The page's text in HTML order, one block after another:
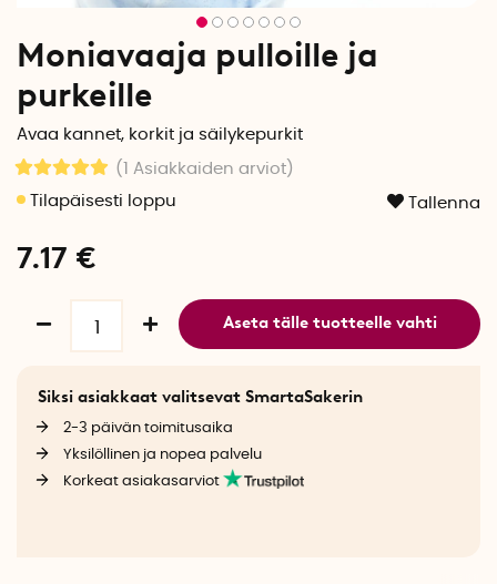
Moniavaaja pulloille ja
purkeille
Avaa kannet, korkit ja säilykepurkit
(1 Asiakkaiden arviot )
Tallenna
7.17 €
Aseta tälle tuotteelle vahti
Siksi asiakkaat valitsevat SmartaSakerin
2-3 päivän toimitusaika
Yksilöllinen ja nopea palvelu
Korkeat asiakasarviot